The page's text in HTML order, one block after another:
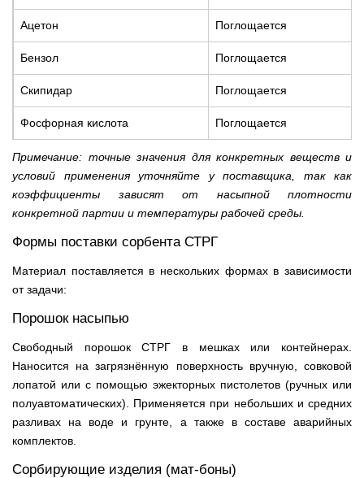
Ацетон Поглощается
Бензол Поглощается
Скипидар Поглощается
Фосфорная кислота Поглощается
Примечание: точные значения для конкретных веществ и
условий применения уточняйте у поставщика, так как
коэффициенты зависят от насыпной плотности
конкретной партии и температуры рабочей среды.
Формы поставки сорбента СТРГ
Материал поставляется в нескольких формах в зависимости
от задачи:
Порошок насыпью
Свободный порошок СТРГ в мешках или контейнерах.
Наносится на загрязнённую поверхность вручную, совковой
лопатой или с помощью эжекторных пистолетов (ручных или
полуавтоматических). Применяется при небольших и средних
разливах на воде и грунте, а также в составе аварийных
комплектов.
Сорбирующие изделия (мат-боны)